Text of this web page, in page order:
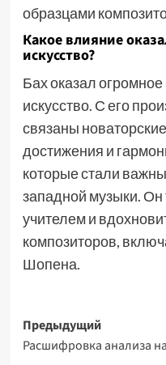
образцами
Какое влияние
искусство?
Бах оказал
искусство. С его
связаны
достижения и
которые стали
западной музыки. Он
учителем и
композиторов,
Шопена.
Навигация
записи
Предыдущий
Расшифровка анализа